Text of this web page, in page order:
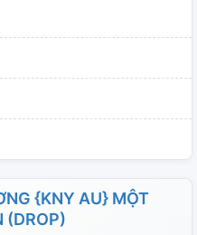
{KNY AU} MỘT
(DROP)